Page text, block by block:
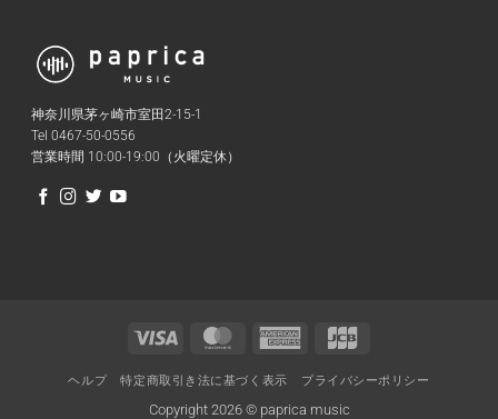
神奈川県茅ヶ崎市室田2-15-1
Tel 0467-50-0556
営業時間 10:00-19:00（火曜定休）
Visa MasterCard American
ヘルプ 特定商取引き法に基づく表示 プライバシーポリシー
Copyright 2026 © paprica music